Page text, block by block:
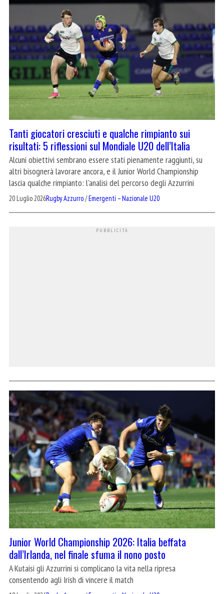
Tanti giocatori cresciuti e qualche rimpianto sui
risultati: 5 riflessioni sul Mondiale U20 dell’Italia
Alcuni obiettivi sembrano essere stati pienamente raggiunti, su
altri bisognerà lavorare ancora, e il Junior World Championship
lascia qualche rimpianto: l'analisi del percorso degli Azzurrini
20 Luglio 2026Rugby Azzurro/Emergenti – Nazionale U20
Junior World Championship 2026: Italia beffata
dall’Irlanda, nel finale sfuma il nono posto
A Kutaisi gli Azzurrini si complicano la vita nella ripresa
consentendo agli Irish di vincere il match